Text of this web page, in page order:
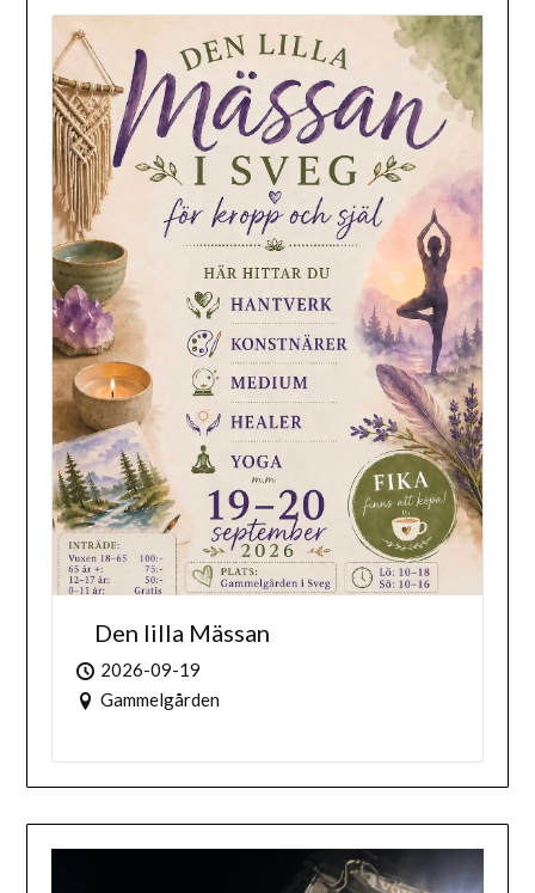
Den lilla Mässan
2026-09-19
Gammelgården